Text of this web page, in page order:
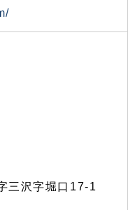
三沢字堀口17-1